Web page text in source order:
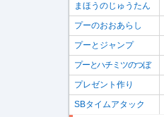
まほうのじゅうたん
プーのおおあらし
プーとジャンプ
プーとハチミツのつぼ
プレゼント作り
SBタイムアタック